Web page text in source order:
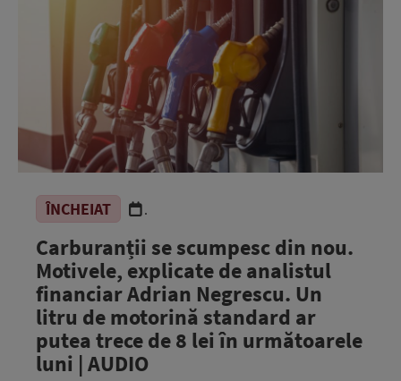
ÎNCHEIAT .
Carburanții se scumpesc din nou.
Motivele, explicate de analistul
financiar Adrian Negrescu. Un
litru de motorină standard ar
putea trece de 8 lei în următoarele
luni | AUDIO